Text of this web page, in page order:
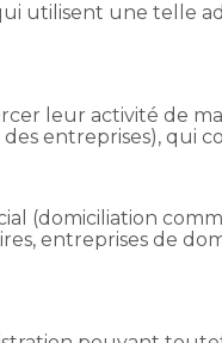
utilisent une telle
leur activité de
entreprises), qui
(domiciliation
entreprises de